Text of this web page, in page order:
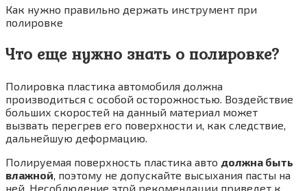
Как нужно правильно держать инструмент при
полировке
Что еще нужно знать о полировке?
Полировка пластика автомобиля должна
производиться с особой осторожностью. Воздействие
больших скоростей на данный материал может
вызвать перегрев его поверхности и, как следствие,
дальнейшую деформацию.
Полируемая поверхность пластика авто должна быть
влажной, поэтому не допускайте высыхания пасты на
ней. Несоблюдение этой рекомендации приведет к